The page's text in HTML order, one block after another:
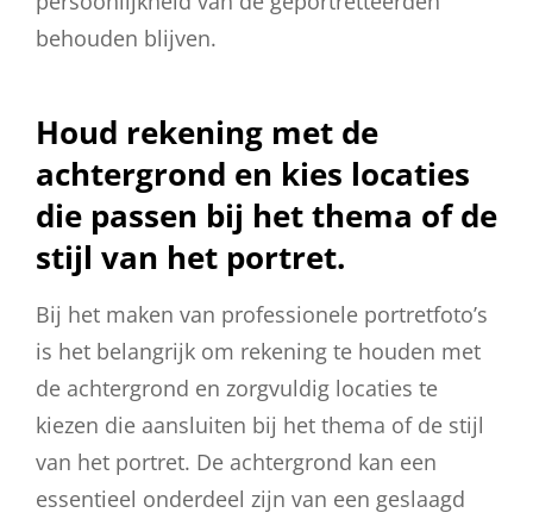
behouden blijven.
Houd rekening met de
achtergrond en kies locaties
die passen bij het thema of de
stijl van het portret.
Bij het maken van professionele portretfoto’s
is het belangrijk om rekening te houden met
de achtergrond en zorgvuldig locaties te
kiezen die aansluiten bij het thema of de stijl
van het portret. De achtergrond kan een
essentieel onderdeel zijn van een geslaagd